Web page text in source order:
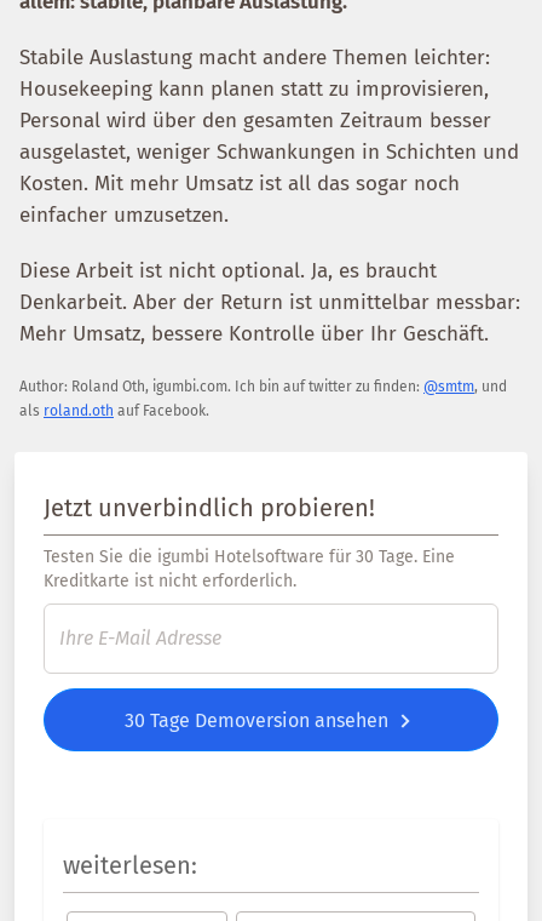
Stabile Auslastung macht andere Themen leichter:
Housekeeping kann planen statt zu improvisieren,
Personal wird über den gesamten Zeitraum besser
ausgelastet, weniger Schwankungen in Schichten und
Kosten. Mit mehr Umsatz ist all das sogar noch
einfacher umzusetzen.
Diese Arbeit ist nicht optional. Ja, es braucht
Denkarbeit. Aber der Return ist unmittelbar messbar:
Mehr Umsatz, bessere Kontrolle über Ihr Geschäft.
Author: Roland Oth, igumbi.com. Ich bin auf twitter zu finden: @smtm, und
als roland.oth auf Facebook.
Jetzt unverbindlich probieren!
Testen Sie die igumbi Hotelsoftware für 30 Tage. Eine
Kreditkarte ist nicht erforderlich.
30 Tage Demoversion ansehen
weiterlesen: